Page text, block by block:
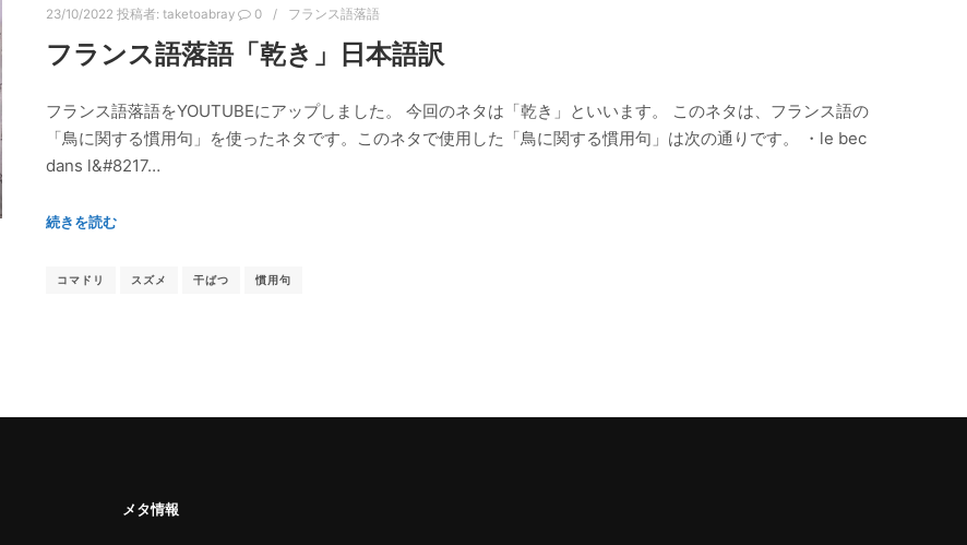
23/10/2022 投稿者: taketoabray 0 フランス語落語
フランス語落語「乾き」日本語訳
フランス語落語をYOUTUBEにアップしました。 今回のネタは「乾き」といいます。 このネタは、フランス語の
「鳥に関する慣用句」を使ったネタです。このネタで使用した「鳥に関する慣用句」は次の通りです。 ・le bec
dans l&#8217…
続きを読む
コマドリ スズメ 干ばつ 慣用句
メタ情報